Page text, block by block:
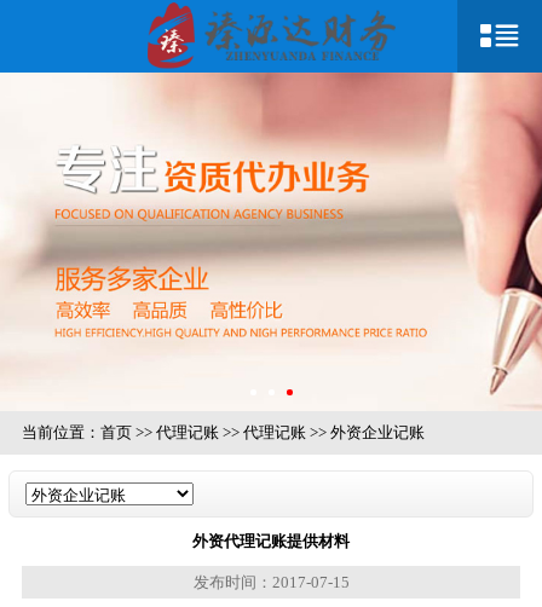
当前位置： 首页>> 代理记账>> 代理记账>> 外资企业记账
外资代理记账提供材料
发布时间：2017-07-15